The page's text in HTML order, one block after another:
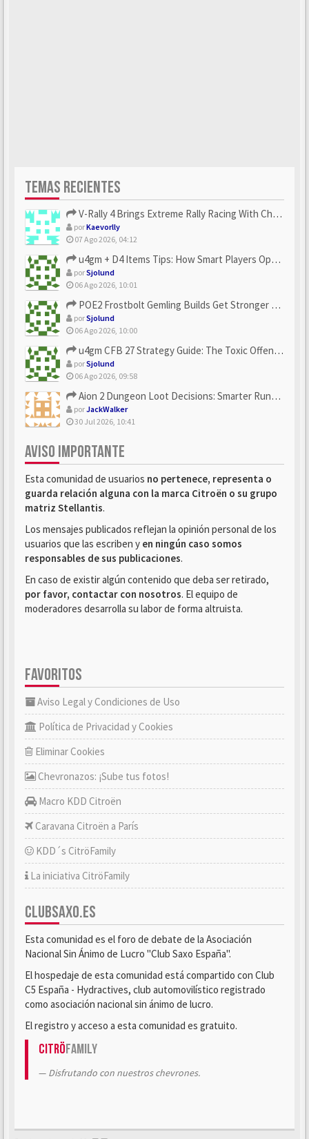
TEMAS RECIENTES
V-Rally 4 Brings Extreme Rally Racing With Challenging Track...
porKaevorlly
07 Ago 2026, 04:12
u4gm + D4 Items Tips: How Smart Players Optimize Gear, Build...
porSjolund
06 Ago 2026, 10:01
POE2 Frostbolt Gemling Builds Get Stronger With u4gm’s Ice C...
porSjolund
06 Ago 2026, 10:00
u4gm CFB 27 Strategy Guide: The Toxic Offensive Scheme Your ...
porSjolund
06 Ago 2026, 09:58
Aion 2 Dungeon Loot Decisions: Smarter Runs With U4N
porJackWalker
30 Jul 2026, 10:41
AVISO IMPORTANTE
Esta comunidad de usuarios no pertenece, representa o
guarda relación alguna con la marca Citroën o su grupo
matriz Stellantis.
Los mensajes publicados reflejan la opinión personal de los
usuarios que las escriben y en ningún caso somos
responsables de sus publicaciones.
En caso de existir algún contenido que deba ser retirado,
por favor, contactar con nosotros. El equipo de
moderadores desarrolla su labor de forma altruista.
FAVORITOS
Aviso Legal y Condiciones de Uso
Política de Privacidad y Cookies
Eliminar Cookies
Chevronazos: ¡Sube tus fotos!
Macro KDD Citroën
Caravana Citroën a París
KDD´s CitröFamily
La iniciativa CitröFamily
CLUBSAXO.ES
Esta comunidad es el foro de debate de la Asociación
Nacional Sin Ánimo de Lucro "Club Saxo España".
El hospedaje de esta comunidad está compartido con Club
C5 España - Hydractives, club automovilístico registrado
como asociación nacional sin ánimo de lucro.
El registro y acceso a esta comunidad es gratuito.
CitröFamily
Disfrutando con nuestros chevrones.